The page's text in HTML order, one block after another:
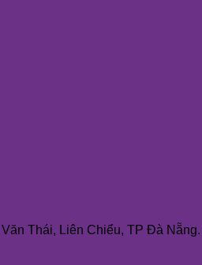
Thái, Liên Chiểu, TP Đà Nẵng.